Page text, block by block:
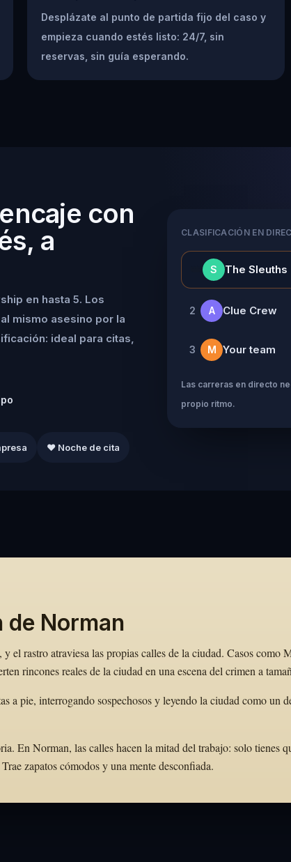
Desplázate al punto de partida fijo del caso y
empieza cuando estés listo: 24/7, sin
reservas, sin guía esperando.
con
a
en hasta 5. Los
mismo asesino por la
ideal para citas,
❤️ Noche de cita
CLASIFICACIÓN EN
S The Sleuths
2 A Clue Crew
3 M Your team
Las carreras en directo
propio ritmo.
de Norman
el rastro atraviesa las propias calles de la ciudad. Casos como
rincones reales de la ciudad en una escena del crimen a
a pie, interrogando sospechosos y leyendo la ciudad como un
En Norman, las calles hacen la mitad del trabajo: solo tienes
zapatos cómodos y una mente desconfiada.